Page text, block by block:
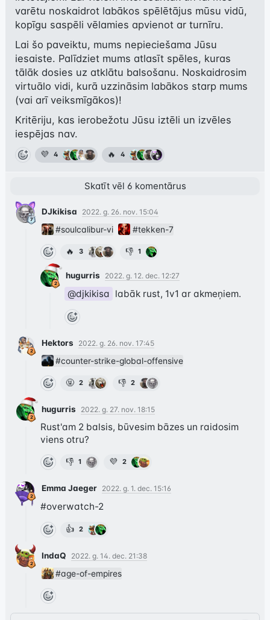
varētu noskaidrot labākos spēlētājus mūsu vidū,
kopīgu saspēli vēlamies apvienot ar turnīru.
Lai šo paveiktu, mums nepieciešama Jūsu
iesaiste. Palīdziet mums atlasīt spēles, kuras
tālāk dosies uz atklātu balsošanu. Noskaidrosim
virtuālo vidi, kurā uzzināsim labākos starp mums
(vai arī veiksmīgākos)!
Kritēriju, kas ierobežotu Jūsu iztēli un izvēles
iespējas nav.
💜 4 🔥 4
Skatīt vēl 6 komentārus
DJkikisa 2022. g. 26. nov. 15:04
#soulcalibur-vi #tekken-7
🔥 3 👎 1
hugurris 2022. g. 12. dec. 12:27
@djkikisa labāk rust, 1v1 ar akmeņiem.
Hektors 2022. g. 26. nov. 17:45
#counter-strike-global-offensive
🤬 2 👎 2
hugurris 2022. g. 27. nov. 18:15
Rust'am 2 balsis, būvesim bāzes un raidosim
viens otru?
👎 1 💜 2
Emma Jaeger 2022. g. 1. dec. 15:16
#overwatch-2
👍 2
IndaQ 2022. g. 14. dec. 21:38
#age-of-empires